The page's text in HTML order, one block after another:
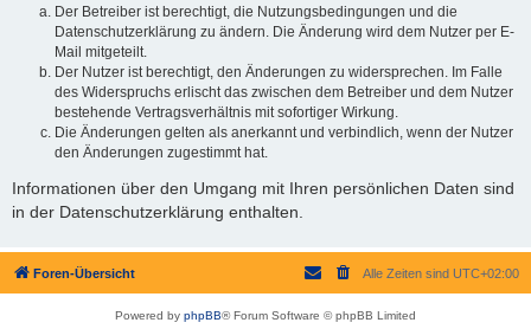
Der Betreiber ist berechtigt, die Nutzungsbedingungen und die
Datenschutzerklärung zu ändern. Die Änderung wird dem Nutzer per E-
Mail mitgeteilt.
Der Nutzer ist berechtigt, den Änderungen zu widersprechen. Im Falle
des Widerspruchs erlischt das zwischen dem Betreiber und dem Nutzer
bestehende Vertragsverhältnis mit sofortiger Wirkung.
Die Änderungen gelten als anerkannt und verbindlich, wenn der Nutzer
den Änderungen zugestimmt hat.
Informationen über den Umgang mit Ihren persönlichen Daten sind
in der Datenschutzerklärung enthalten.
Foren-Übersicht Alle Zeiten sind UTC+02:00
Powered by phpBB® Forum Software © phpBB Limited